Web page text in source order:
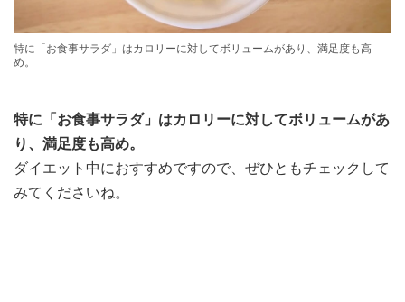
特に「お食事サラダ」はカロリーに対してボリュームがあり、満足度も高
め。
特に「お食事サラダ」はカロリーに対してボリュームがあ
り、満足度も高め。
ダイエット中におすすめですので、ぜひともチェックして
みてくださいね。